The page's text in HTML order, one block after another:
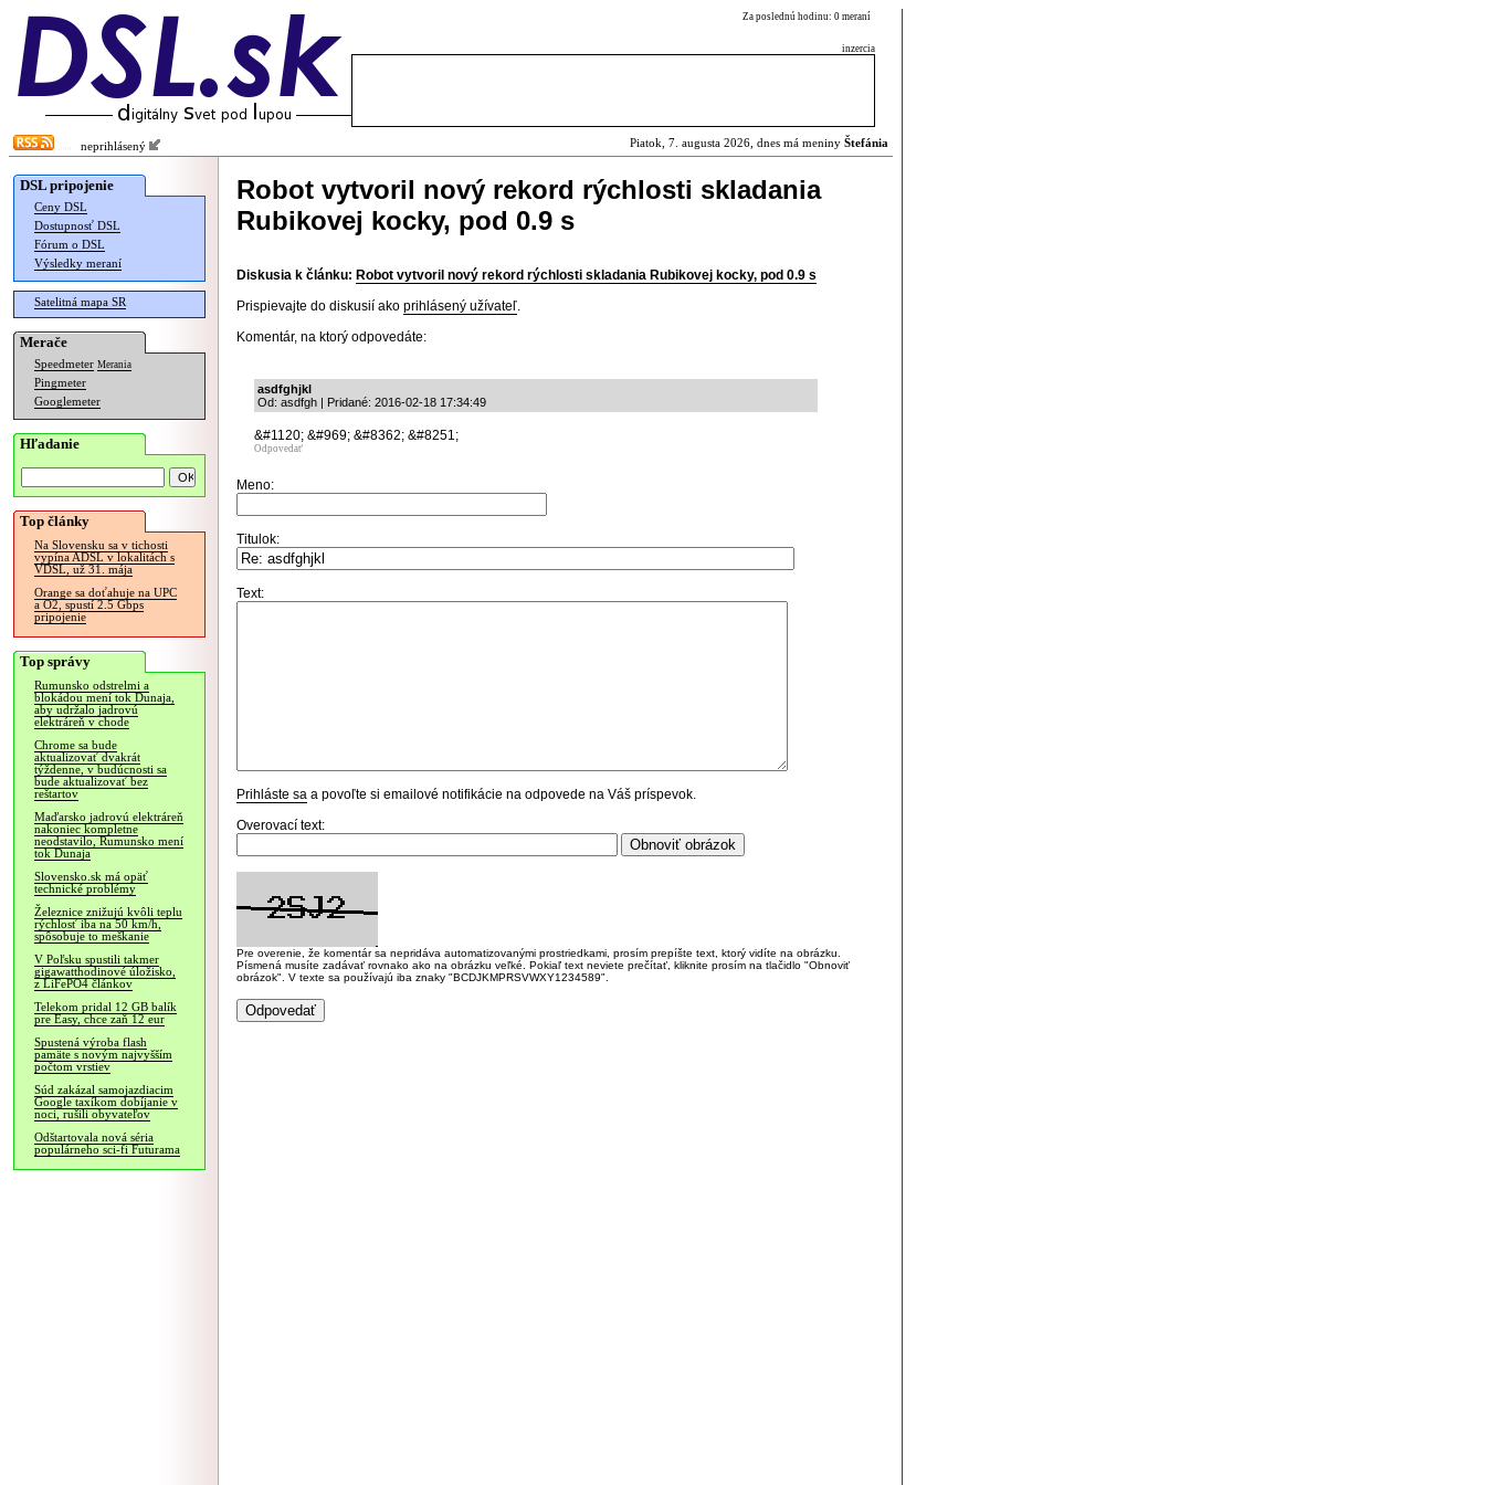
Za poslednú hodinu: 0 meraní
inzercia
neprihlásený Piatok, 7. augusta 2026, dnes má meniny Štefánia
DSL pripojenie
Ceny DSL
Dostupnosť DSL
Fórum o DSL
Výsledky meraní
Satelitná mapa SR
Merače
Speedmeter Merania
Pingmeter
Googlemeter
Hľadanie
Top články
Na Slovensku sa v tichosti
vypína ADSL v lokalitách s
VDSL, už 31. mája
Orange sa doťahuje na UPC
a O2, spustí 2.5 Gbps
pripojenie
Top správy
Rumunsko odstrelmi a
blokádou mení tok Dunaja,
aby udržalo jadrovú
elektráreň v chode
Chrome sa bude
aktualizovať dvakrát
týždenne, v budúcnosti sa
bude aktualizovať bez
reštartov
Maďarsko jadrovú elektráreň
nakoniec kompletne
neodstavilo, Rumunsko mení
tok Dunaja
Slovensko.sk má opäť
technické problémy
Železnice znižujú kvôli teplu
rýchlosť iba na 50 km/h,
spôsobuje to meškanie
V Poľsku spustili takmer
gigawatthodinové úložisko,
z LiFePO4 článkov
Telekom pridal 12 GB balík
pre Easy, chce zaň 12 eur
Spustená výroba flash
pamäte s novým najvyšším
počtom vrstiev
Súd zakázal samojazdiacim
Google taxíkom dobíjanie v
noci, rušili obyvateľov
Odštartovala nová séria
populárneho sci-fi Futurama
Robot vytvoril nový rekord rýchlosti skladania
Rubikovej kocky, pod 0.9 s
Diskusia k článku: Robot vytvoril nový rekord rýchlosti skladania Rubikovej kocky, pod 0.9 s
Prispievajte do diskusií ako prihlásený užívateľ.
Komentár, na ktorý odpovedáte:
asdfghjkl
Od: asdfgh | Pridané: 2016-02-18 17:34:49
&#1120; &#969; &#8362; &#8251;
Odpovedať
Meno:
Titulok:
Text:
Prihláste sa a povoľte si emailové notifikácie na odpovede na Váš príspevok.
Overovací text:
Pre overenie, že komentár sa nepridáva automatizovanými prostriedkami, prosím prepíšte text, ktorý vidíte na obrázku.
Písmená musíte zadávať rovnako ako na obrázku veľké. Pokiaľ text neviete prečítať, kliknite prosím na tlačidlo "Obnoviť
obrázok". V texte sa používajú iba znaky "BCDJKMPRSVWXY1234589".